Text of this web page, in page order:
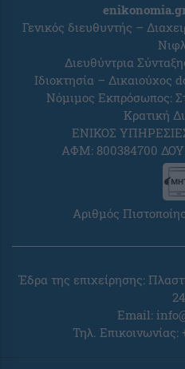
Γενικός διευθυντής –
Διευθύντρια
Ιδιοκτησία – Δικαιούχος
Νόμιμος Εκπρόσωπος:
Κρατική
ΕΝΙΚΟΣ
ΑΦΜ: 800384700
Αριθμός
Έδρα της επιχείρησης:
24
Email:
Τηλ. Επικοινωνίας: